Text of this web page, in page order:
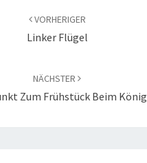
VORHERIGER
Linker Flügel
NÄCHSTER
Zum Frühstück Beim König